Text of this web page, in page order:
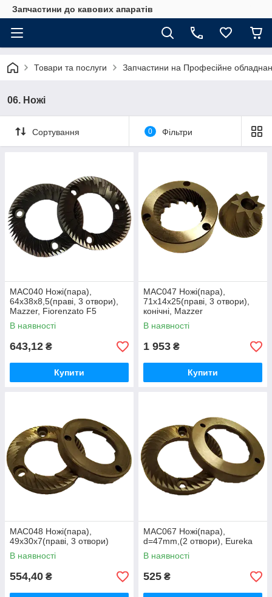
Запчастини до кавових апаратів
Товари та послуги Запчастини на Професійне
06. Ножі
Сортування 0 Фільтри
MAC040 Ножі(пара),
64x38x8,5(праві, 3 отвори),
Mazzer, Fiorenzato F5
В наявності
643,12 ₴
Купити
MAC047 Ножі(пара),
71x14x25(праві, 3 отвори),
конічні, Mazzer
В наявності
1 953 ₴
Купити
MAC048 Ножі(пара),
49х30х7(праві, 3 отвори)
В наявності
554,40 ₴
MAC067 Ножі(пара),
d=47mm,(2 отвори), Eureka
В наявності
525 ₴